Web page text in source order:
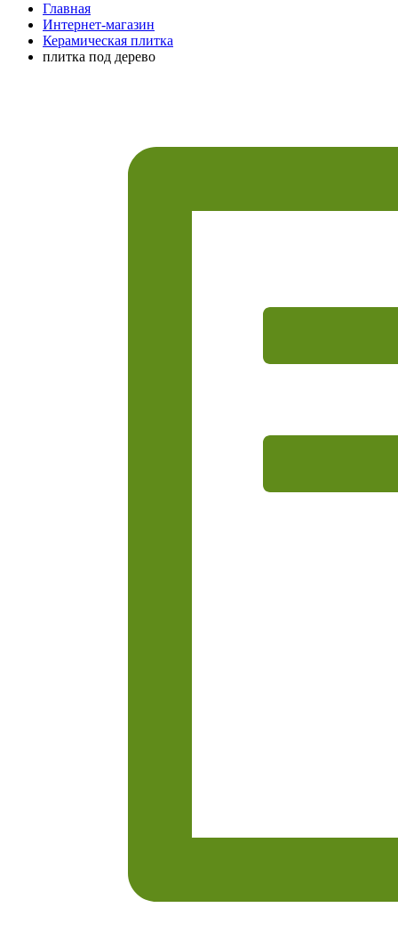
Главная
Интернет-магазин
Керамическая плитка
плитка под дерево